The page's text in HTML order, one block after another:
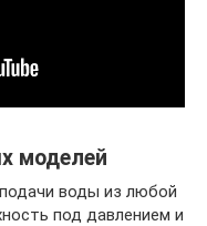
моделей
воды из любой
под давлением и